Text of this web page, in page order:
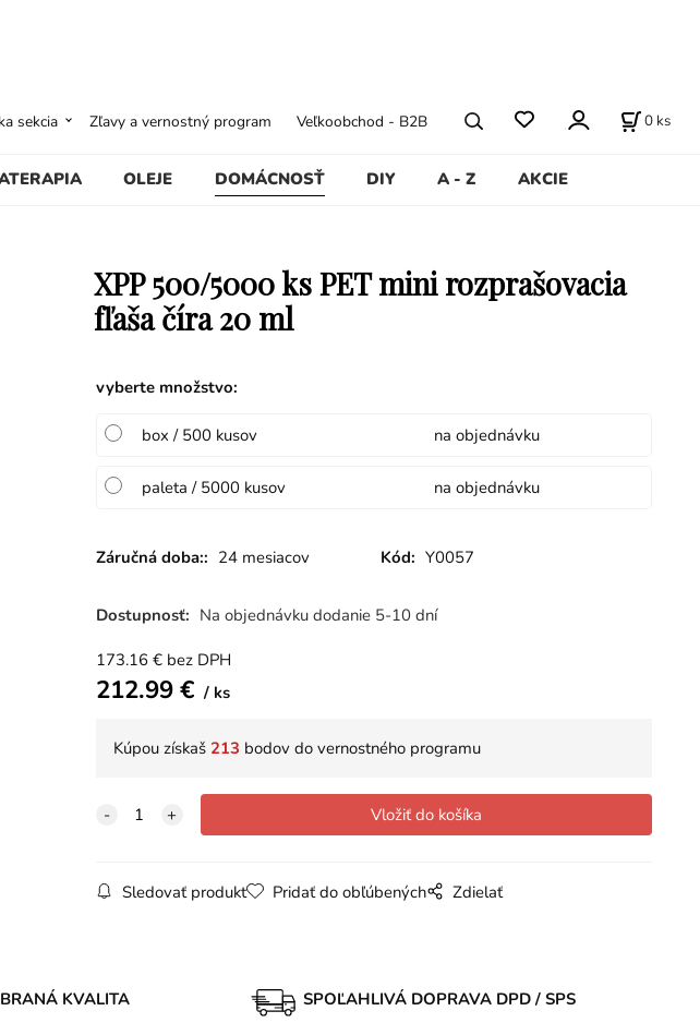
OLEJE DOMÁCNOSŤ DIY A - Z AKCIE
sekcia Zľavy a vernostný program Veľkoobchod - B2B 0 ks
XPP 500/5000 ks PET mini rozprašovacia
fľaša číra 20 ml
vyberte množstvo:
box / 500 kusov na objednávku
paleta / 5000 kusov na objednávku
Záručná doba:: 24 mesiacov Kód: Y0057
Dostupnosť: Na objednávku dodanie 5-10 dní
173.16€ bez DPH
212.99€ ks
Kúpou získaš 213 bodov do vernostného programu
Sledovať produkt Pridať do obľúbených Zdielať
KVALITA
SPOĽAHLIVÁ DOPRAVA DPD / SPS